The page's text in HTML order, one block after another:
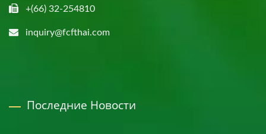
+(66) 32-254810
inquiry@fcfthai.com
Последние Новости